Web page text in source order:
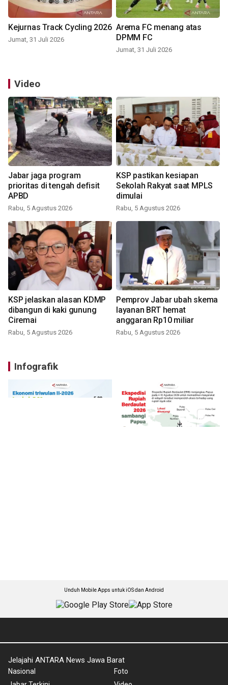
Kejurnas Track Cycling 2026
Jumat, 31 Juli 2026
Arema FC menang atas
DPMM FC
Jumat, 31 Juli 2026
Video
Jabar jaga program
prioritas di tengah defisit
APBD
Rabu, 5 Agustus 2026
KSP pastikan kesiapan
Sekolah Rakyat saat MPLS
dimulai
Rabu, 5 Agustus 2026
KSP jelaskan alasan KDMP
dibangun di kaki gunung
Ciremai
Rabu, 5 Agustus 2026
Pemprov Jabar ubah skema
layanan BRT hemat
anggaran Rp10 miliar
Rabu, 5 Agustus 2026
Infografik
Unduh Mobile Apps untuk iOS dan Android
Jelajahi ANTARA News Jawa Barat
Nasional
Foto